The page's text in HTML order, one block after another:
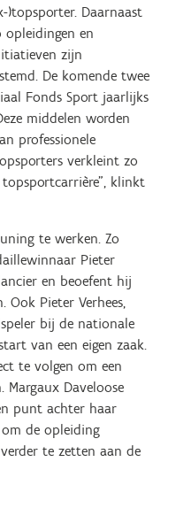
)topsporter. Daarnaast
en
zijn
De komende twee
Fonds Sport jaarlijks
middelen worden
professionele
verkleint zo
klinkt
te werken. Zo
Pieter
en beoefent hij
Ook Pieter Verhees,
bij de nationale
van een eigen zaak.
te volgen om een
Daveloose
punt achter haar
de opleiding
verder te zetten aan de